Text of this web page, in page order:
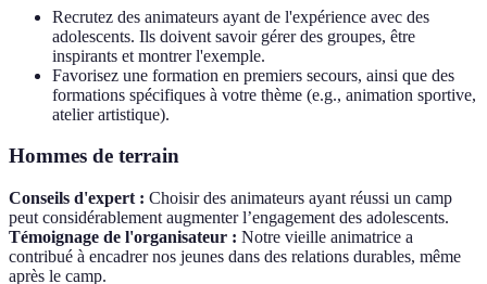
Recrutez des animateurs ayant de l'expérience avec des
adolescents. Ils doivent savoir gérer des groupes, être
inspirants et montrer l'exemple.
Favorisez une formation en premiers secours, ainsi que des
formations spécifiques à votre thème (e.g., animation sportive,
atelier artistique).
Hommes de terrain
Conseils d'expert : Choisir des animateurs ayant réussi un camp
peut considérablement augmenter l’engagement des adolescents.
Témoignage de l'organisateur : Notre vieille animatrice a
contribué à encadrer nos jeunes dans des relations durables, même
après le camp.